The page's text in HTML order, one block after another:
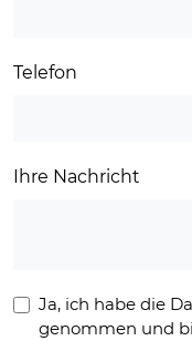
Telefon
Ihre Nachricht
Ja, ich habe die
genommen und